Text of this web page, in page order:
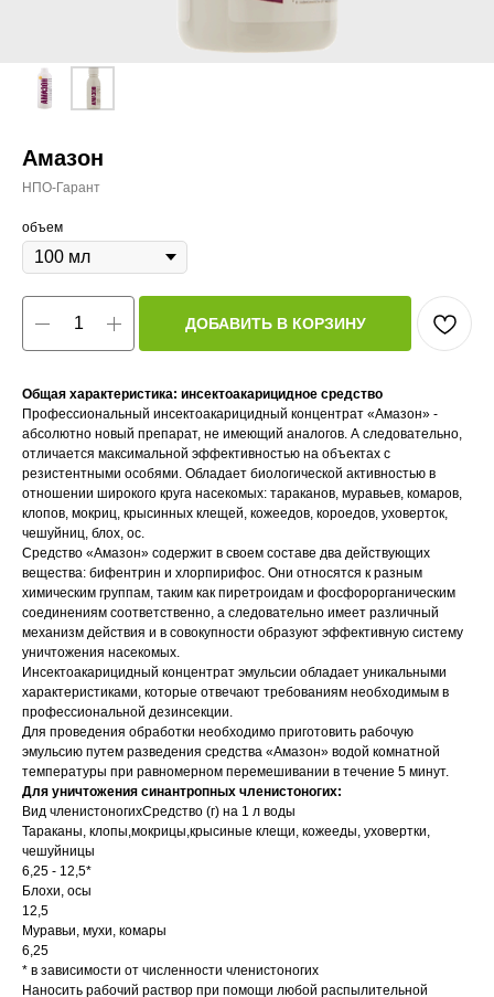
Амазон
НПО-Гарант
объем
ДОБАВИТЬ В КОРЗИНУ
Общая характеристика: инсектоакарицидное средство
Профессиональный инсектоакарицидный концентрат «Амазон» -
абсолютно новый препарат, не имеющий аналогов. А следовательно,
отличается максимальной эффективностью на объектах с
резистентными особями. Обладает биологической активностью в
отношении широкого круга насекомых: тараканов, муравьев, комаров,
клопов, мокриц, крысинных клещей, кожеедов, короедов, уховерток,
чешуйниц, блох, ос.
Средство «Амазон» содержит в своем составе два действующих
вещества: бифентрин и хлорпирифос. Они относятся к разным
химическим группам, таким как пиретроидам и фосфорорганическим
соединениям соответственно, а следовательно имеет различный
механизм действия и в совокупности образуют эффективную систему
уничтожения насекомых.
Инсектоакарицидный концентрат эмульсии обладает уникальными
характеристиками, которые отвечают требованиям необходимым в
профессиональной дезинсекции.
Для проведения обработки необходимо приготовить рабочую
эмульсию путем разведения средства «Амазон» водой комнатной
температуры при равномерном перемешивании в течение 5 минут.
Для уничтожения синантропных членистоногих:
Вид членистоногихСредство (г) на 1 л воды
Тараканы, клопы,мокрицы,крысиные клещи, кожееды, уховертки,
чешуйницы
6,25 - 12,5*
Блохи, осы
12,5
Муравьи, мухи, комары
6,25
* в зависимости от численности членистоногих
Наносить рабочий раствор при помощи любой распылительной